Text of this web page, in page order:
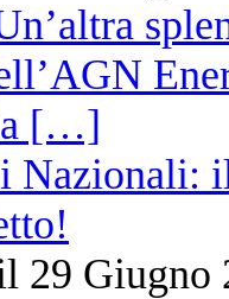
Nazionali:
29 Giugno